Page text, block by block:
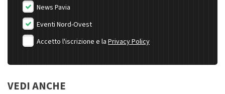
News Pavia
Eventi Nord-Ovest
Accetto l'iscrizione e la Privacy Policy
VEDI ANCHE